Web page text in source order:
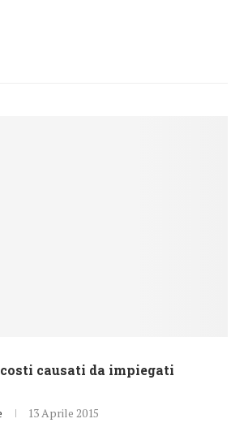
causati da impiegati
13 Aprile 2015